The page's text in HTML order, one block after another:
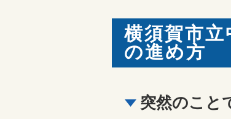
横須賀市立
の進め方
突然のこと